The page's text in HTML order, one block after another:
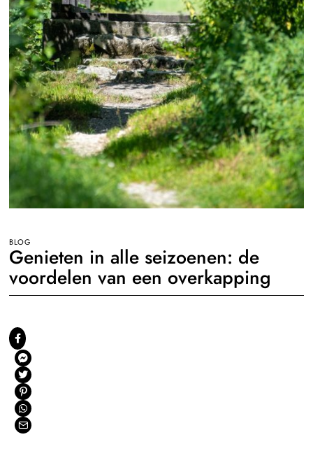
BLOG
Genieten in alle seizoenen: de
voordelen van een overkapping